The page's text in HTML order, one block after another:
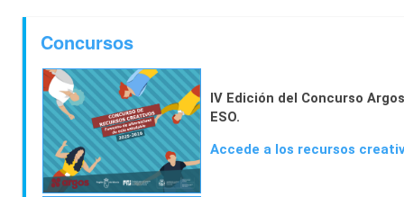
Concursos
IV Edición del Concurso
ESO.
Accede a los recursos